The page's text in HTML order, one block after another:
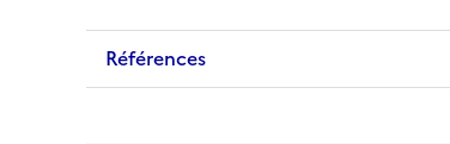
Références